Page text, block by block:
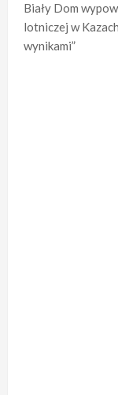
Biały Dom
lotniczej w
wynikami”